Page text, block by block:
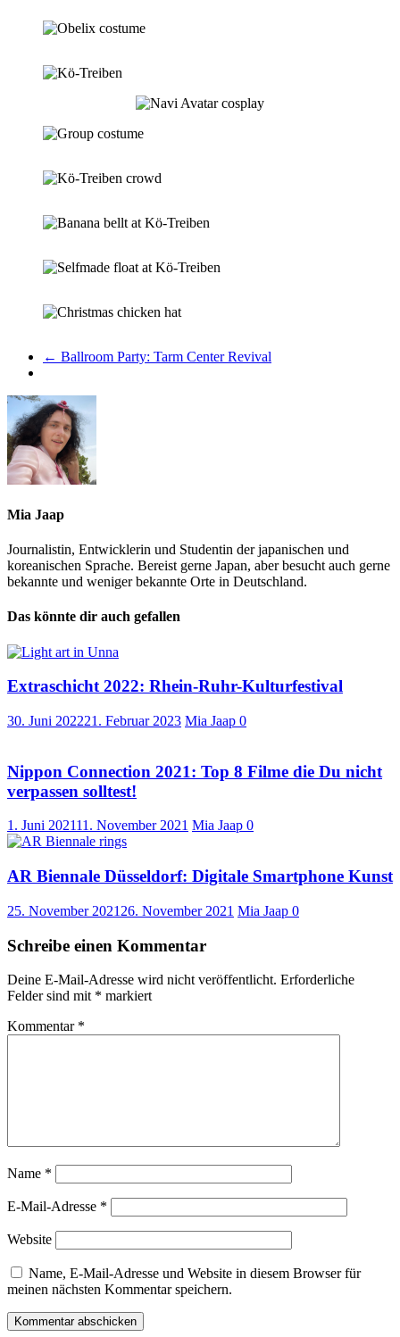
← Ballroom Party: Tarm Center Revival
Mia Jaap
Journalistin, Entwicklerin und Studentin der japanischen und
koreanischen Sprache. Bereist gerne Japan, aber besucht auch gerne
bekannte und weniger bekannte Orte in Deutschland.
Das könnte dir auch gefallen
Extraschicht 2022: Rhein-Ruhr-Kulturfestival
30. Juni 202221. Februar 2023 Mia Jaap 0
Nippon Connection 2021: Top 8 Filme die Du nicht
verpassen solltest!
1. Juni 202111. November 2021 Mia Jaap 0
AR Biennale Düsseldorf: Digitale Smartphone Kunst
25. November 2021 26. November 2021 Mia Jaap 0
Schreibe einen Kommentar
Deine E-Mail-Adresse wird nicht veröffentlicht. Erforderliche
Felder sind mit * markiert
Kommentar *
Name *
E-Mail-Adresse *
Website
Name, E-Mail-Adresse und Website in diesem Browser für
meinen nächsten Kommentar speichern.